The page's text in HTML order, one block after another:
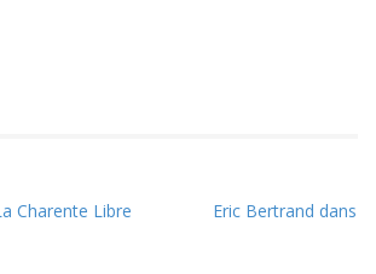
Charente Libre
Eric Bertrand dans